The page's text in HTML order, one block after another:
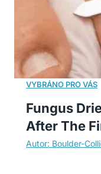
Fungus
After The